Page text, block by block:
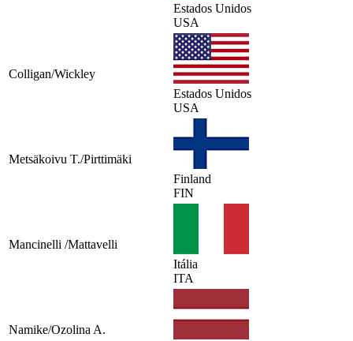
Estados Unidos
USA
Colligan/Wickley
Estados Unidos
USA
Metsäkoivu T./Pirttimäki
Finland
FIN
Mancinelli /Mattavelli
Itália
ITA
Namike/Ozolina A.